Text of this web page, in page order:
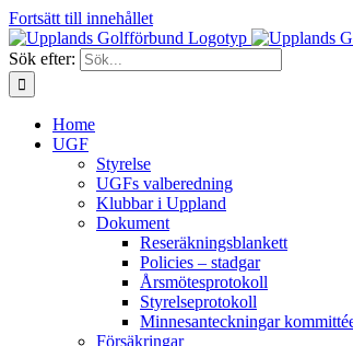
Fortsätt till innehållet
Sök efter:
Home
UGF
Styrelse
UGFs valberedning
Klubbar i Uppland
Dokument
Reseräkningsblankett
Policies – stadgar
Årsmötesprotokoll
Styrelseprotokoll
Minnesanteckningar
Försäkringar